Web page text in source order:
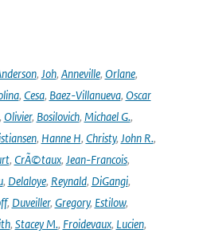
, Joh, Anneville, Orlane,
, Cesa, Baez-Villanueva, Oscar
Olivier, Bosilovich, Michael G.,
, Hanne H, Christy, John R.,
, CrÃ©taux, Jean-Francois,
, Delaloye, Reynald, DiGangi,
, Duveiller, Gregory, Estilow,
, Stacey M., Froidevaux, Lucien,